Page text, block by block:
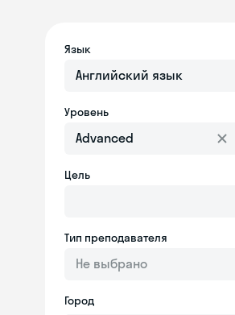
Язык
Английский язык
Уровень
Advanced
Цель
Тип преподавателя
Не выбрано
Город